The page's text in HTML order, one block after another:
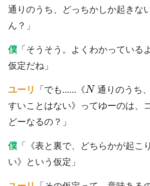
通りのうち、どっちかしか起きな
ん？」
僕 「そうそう。よくわかっている
仮定だね」
ユーリ 「でも……《
N
通りのうち
すいことはない》ってゆーのは、
どーなるの？」
僕 「《表と裏で、どちらかが起こ
い》という仮定」